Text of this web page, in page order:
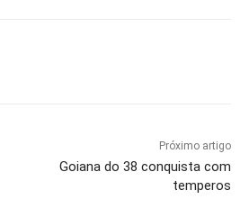
Próximo artigo
Goiana do 38 conquista com
temperos